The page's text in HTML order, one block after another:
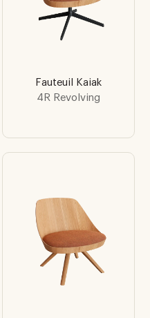
Fauteuil Kaiak
4R Revolving